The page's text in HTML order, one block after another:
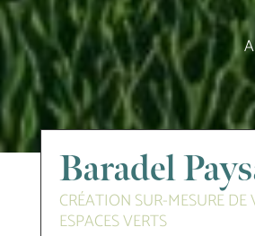
Baradel
CRÉATION SUR-MESURE DE
ESPACES VERTS